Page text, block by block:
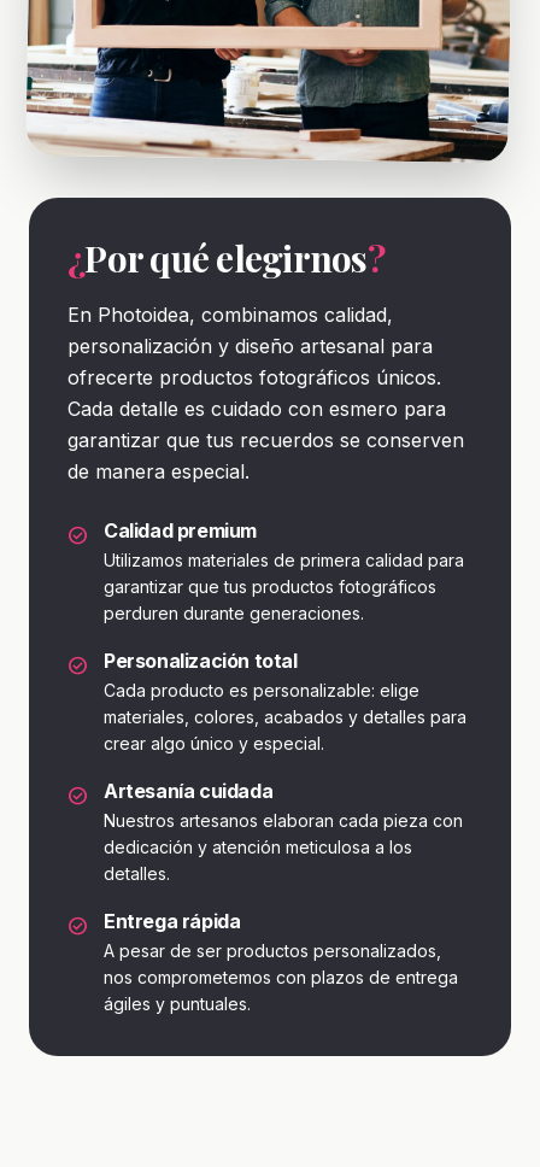
¿Por qué elegirnos?
En Photoidea, combinamos calidad,
personalización y diseño artesanal para
ofrecerte productos fotográficos únicos.
Cada detalle es cuidado con esmero para
garantizar que tus recuerdos se conserven
de manera especial.
check_circle Calidad premium
Utilizamos materiales de primera calidad para
garantizar que tus productos fotográficos
perduren durante generaciones.
check_circle Personalización total
Cada producto es personalizable: elige
materiales, colores, acabados y detalles para
crear algo único y especial.
check_circle Artesanía cuidada
Nuestros artesanos elaboran cada pieza con
dedicación y atención meticulosa a los
detalles.
check_circle Entrega rápida
A pesar de ser productos personalizados,
nos comprometemos con plazos de entrega
ágiles y puntuales.